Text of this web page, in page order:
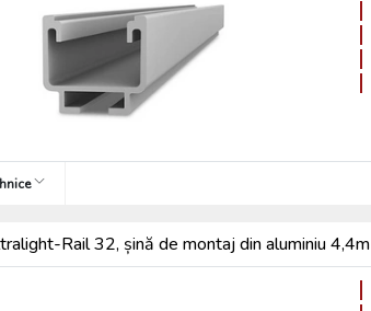
Rail 32, șină de montaj din aluminiu 4,4m